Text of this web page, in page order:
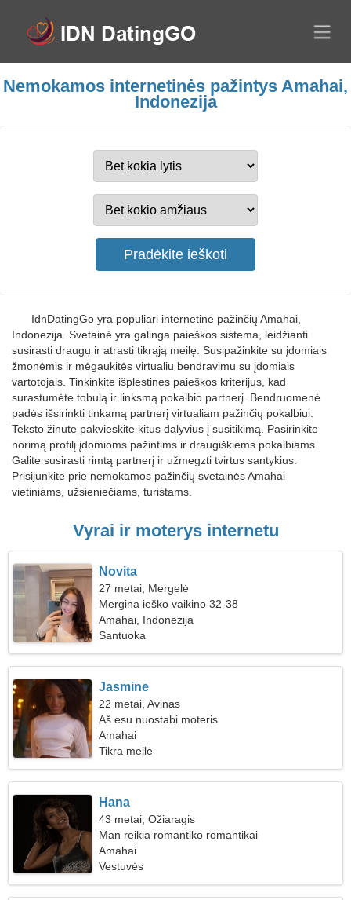
Nemokamos internetinės pažintys Amahai,
Indonezija
IdnDatingGo yra populiari internetinė pažinčių Amahai,
Indonezija. Svetainė yra galinga paieškos sistema, leidžianti
susirasti draugų ir atrasti tikrąją meilę. Susipažinkite su įdomiais
žmonėmis ir mėgaukitės virtualiu bendravimu su įdomiais
vartotojais. Tinkinkite išplėstinės paieškos kriterijus, kad
surastumėte tobulą ir linksmą pokalbio partnerį. Bendruomenė
padės išsirinkti tinkamą partnerį virtualiam pažinčių pokalbiui.
Teksto žinute pakvieskite kitus dalyvius į susitikimą. Pasirinkite
norimą profilį įdomioms pažintims ir draugiškiems pokalbiams.
Galite susirasti rimtą partnerį ir užmegzti tvirtus santykius.
Prisijunkite prie nemokamos pažinčių svetainės Amahai
vietiniams, užsieniečiams, turistams.
Vyrai ir moterys internetu
Novita
27 metai, Mergelė
Mergina ieško vaikino 32-38
Amahai, Indonezija
Santuoka
Jasmine
22 metai, Avinas
Aš esu nuostabi moteris
Amahai
Tikra meilė
Hana
43 metai, Ožiaragis
Man reikia romantiko romantikai
Amahai
Vestuvės